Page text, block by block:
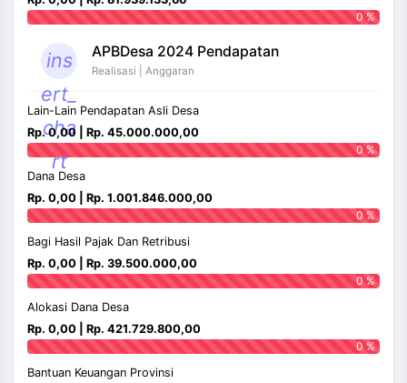
0 %
ins
ert_
cha
rt
APBDesa 2024 Pendapatan
Realisasi | Anggaran
Lain-Lain Pendapatan Asli Desa
Rp. 0,00 | Rp. 45.000.000,00
0 %
Dana Desa
Rp. 0,00 | Rp. 1.001.846.000,00
0 %
Bagi Hasil Pajak Dan Retribusi
Rp. 0,00 | Rp. 39.500.000,00
0 %
Alokasi Dana Desa
Rp. 0,00 | Rp. 421.729.800,00
0 %
Bantuan Keuangan Provinsi